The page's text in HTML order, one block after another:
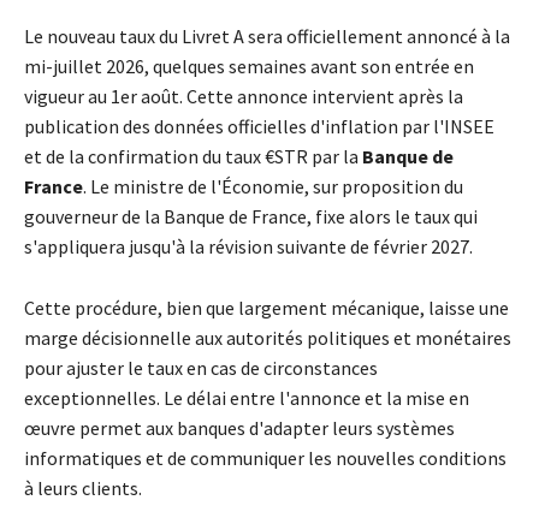
Le nouveau taux du Livret A sera officiellement annoncé à la
mi-juillet 2026, quelques semaines avant son entrée en
vigueur au 1er août. Cette annonce intervient après la
publication des données officielles d'inflation par l'INSEE
et de la confirmation du taux €STR par la Banque de
France. Le ministre de l'Économie, sur proposition du
gouverneur de la Banque de France, fixe alors le taux qui
s'appliquera jusqu'à la révision suivante de février 2027.
Cette procédure, bien que largement mécanique, laisse une
marge décisionnelle aux autorités politiques et monétaires
pour ajuster le taux en cas de circonstances
exceptionnelles. Le délai entre l'annonce et la mise en
œuvre permet aux banques d'adapter leurs systèmes
informatiques et de communiquer les nouvelles conditions
à leurs clients.